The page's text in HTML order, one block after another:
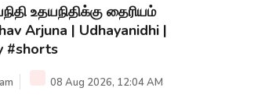
உதயநிதிக்கு தைரியம்
Arjuna | Udhayanidhi |
#shorts
08 Aug 2026, 12:04 AM